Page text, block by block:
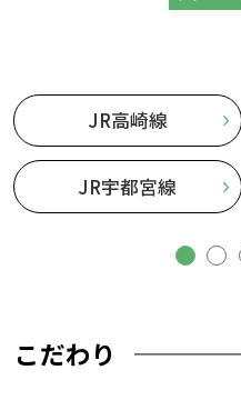
JR高崎線
JR宇都宮線
こだわり